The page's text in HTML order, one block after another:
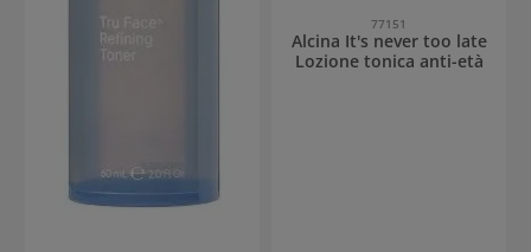
77151
Alcina It's never too late
Lozione tonica anti-età